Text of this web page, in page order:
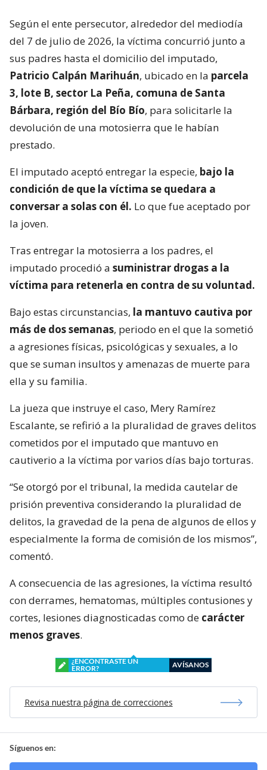
Según el ente persecutor, alrededor del mediodía
del 7 de julio de 2026, la víctima concurrió junto a
sus padres hasta el domicilio del imputado,
Patricio Calpán Marihuán, ubicado en la parcela
3, lote B, sector La Peña, comuna de Santa
Bárbara, región del Bío Bío, para solicitarle la
devolución de una motosierra que le habían
prestado.
El imputado aceptó entregar la especie, bajo la
condición de que la víctima se quedara a
conversar a solas con él. Lo que fue aceptado por
la joven.
Tras entregar la motosierra a los padres, el
imputado procedió a suministrar drogas a la
víctima para retenerla en contra de su voluntad.
Bajo estas circunstancias, la mantuvo cautiva por
más de dos semanas, periodo en el que la sometió
a agresiones físicas, psicológicas y sexuales, a lo
que se suman insultos y amenazas de muerte para
ella y su familia.
La jueza que instruye el caso, Mery Ramírez
Escalante, se refirió a la pluralidad de graves delitos
cometidos por el imputado que mantuvo en
cautiverio a la víctima por varios días bajo torturas.
“Se otorgó por el tribunal, la medida cautelar de
prisión preventiva considerando la pluralidad de
delitos, la gravedad de la pena de algunos de ellos y
especialmente la forma de comisión de los mismos”,
comentó.
A consecuencia de las agresiones, la víctima resultó
con derrames, hematomas, múltiples contusiones y
cortes, lesiones diagnosticadas como de carácter
menos graves.
¿ENCONTRASTE UN
ERROR?
AVÍSANOS
Revisa nuestra página de correcciones
Síguenos en: